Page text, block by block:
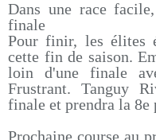
Dans une race
finale
Pour finir, les élites
cette fin de saison.
loin d'une finale
Frustrant. Tanguy
finale et prendra la 8e
Prochaine course au